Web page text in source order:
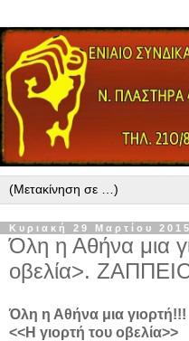
Κυριακή 29 Μαρτίου 2015
Όλη η Αθήνα μια
οβελία>.
Όλη η Αθήνα μια γιορτή!!!
<<Η γιορτή του οβελία>>